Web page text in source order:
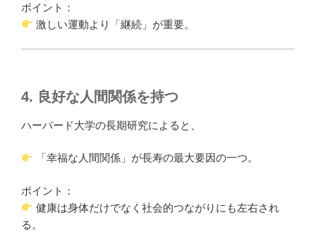
ポイント：
激しい運動より「継続」が重要。
4. 良好な人間関係を持つ
ハーバード大学の長期研究によると、
「幸福な人間関係」が長寿の最大要因の一つ。
ポイント：
健康は身体だけでなく社会的つながりにも左右され
る。